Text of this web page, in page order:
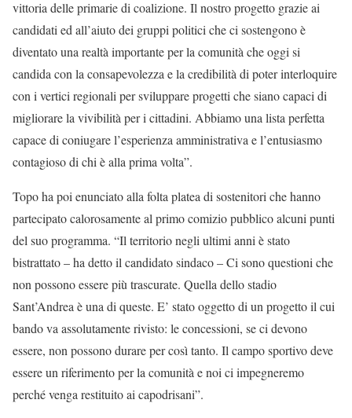
vittoria delle primarie di coalizione. Il nostro progetto grazie ai
candidati ed all’aiuto dei gruppi politici che ci sostengono è
diventato una realtà importante per la comunità che oggi si
candida con la consapevolezza e la credibilità di poter interloquire
con i vertici regionali per sviluppare progetti che siano capaci di
migliorare la vivibilità per i cittadini. Abbiamo una lista perfetta
capace di coniugare l’esperienza amministrativa e l’entusiasmo
contagioso di chi è alla prima volta”.
Topo ha poi enunciato alla folta platea di sostenitori che hanno
partecipato calorosamente al primo comizio pubblico alcuni punti
del suo programma. “Il territorio negli ultimi anni è stato
bistrattato – ha detto il candidato sindaco – Ci sono questioni che
non possono essere più trascurate. Quella dello stadio
Sant’Andrea è una di queste. E’ stato oggetto di un progetto il cui
bando va assolutamente rivisto: le concessioni, se ci devono
essere, non possono durare per così tanto. Il campo sportivo deve
essere un riferimento per la comunità e noi ci impegneremo
perché venga restituito ai capodrisani”.